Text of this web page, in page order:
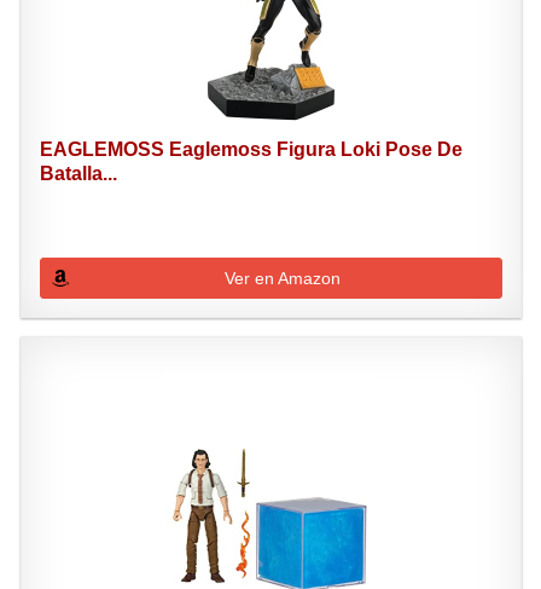
EAGLEMOSS Eaglemoss Figura Loki Pose De
Batalla...
Ver en Amazon